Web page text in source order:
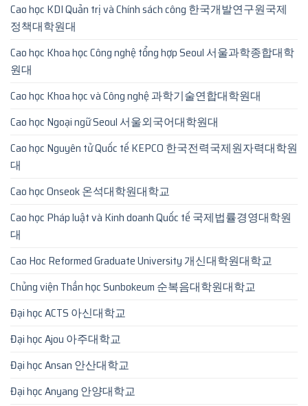
Cao học KDI Quản trị và Chính sách công 한국개발연구원국제
정책대학원대
Cao học Khoa học Công nghệ tổng hợp Seoul 서울과학종합대학
원대
Cao học Khoa học và Công nghệ 과학기술연합대학원대
Cao học Ngoại ngữ Seoul 서울외국어대학원대
Cao học Nguyên tử Quốc tế KEPCO 한국전력국제원자력대학원
대
Cao học Onseok 온석대학원대학교
Cao học Pháp luật và Kinh doanh Quốc tế 국제법률경영대학원
대
Cao Hoc Reformed Graduate University 개신대학원대학교
Chủng viện Thần học Sunbokeum 순복음대학원대학교
Đại học ACTS 아신대학교
Đại học Ajou 아주대학교
Đại học Ansan 안산대학교
Đại học Anyang 안양대학교